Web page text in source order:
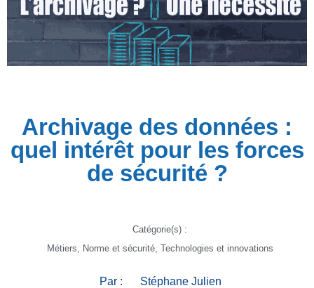
Archivage des données :
quel intérêt pour les forces
de sécurité ?
Catégorie(s) :
Métiers
Norme et sécurité, Technologies et innovations
Par : Stéphane Julien